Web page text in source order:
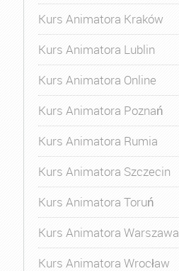
Kurs Animatora Kraków
Kurs Animatora Lublin
Kurs Animatora Online
Kurs Animatora Poznań
Kurs Animatora Rumia
Kurs Animatora Szczecin
Kurs Animatora Toruń
Kurs Animatora Warszawa
Kurs Animatora Wrocław